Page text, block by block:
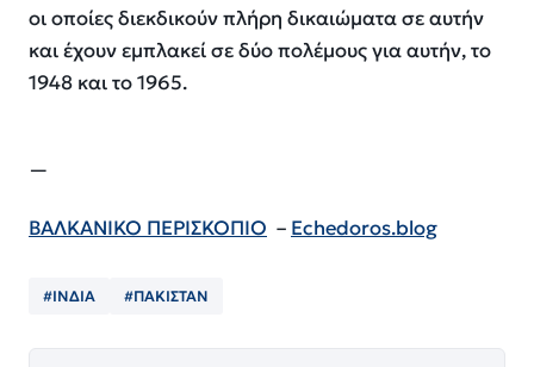
οι οποίες διεκδικούν πλήρη δικαιώματα σε αυτήν
και έχουν εμπλακεί σε δύο πολέμους για αυτήν, το
1948 και το 1965.
—
ΒΑΛΚΑΝΙΚΟ ΠΕΡΙΣΚΟΠΙΟ – Echedoros.blog
#ΙΝΔΙΑ #ΠΑΚΙΣΤΑΝ